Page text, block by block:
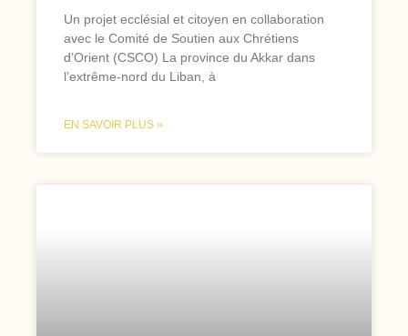
Un projet ecclésial et citoyen en collaboration
avec le Comité de Soutien aux Chrétiens
d’Orient (CSCO) La province du Akkar dans
l’extrême-nord du Liban, à
EN SAVOIR PLUS »